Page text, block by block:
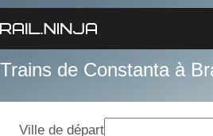
Trains de Constanta à
Ville de départ